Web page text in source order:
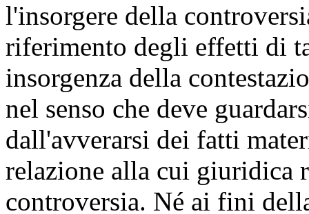
l'insorgere della
riferimento degli effetti di
insorgenza della
nel senso che deve
dall'avverarsi dei fatti
relazione alla cui giuridica
controversia. Né ai fini